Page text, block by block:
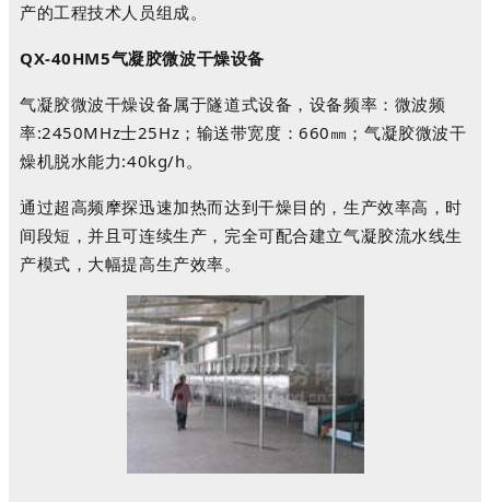
产的工程技术人员组成。
QX-40HM5气凝胶微波干燥设备
气凝胶微波干燥设备属于隧道式设备，设备频率：微波频
率:2450MHz士25Hz；输送带宽度：660㎜；气凝胶微波干
燥机脱水能力:40kg/h。
通过超高频摩探迅速加热而达到干燥目的，生产效率高，时
间段短，并且可连续生产，完全可配合建立气凝胶流水线生
产模式，大幅提高生产效率。